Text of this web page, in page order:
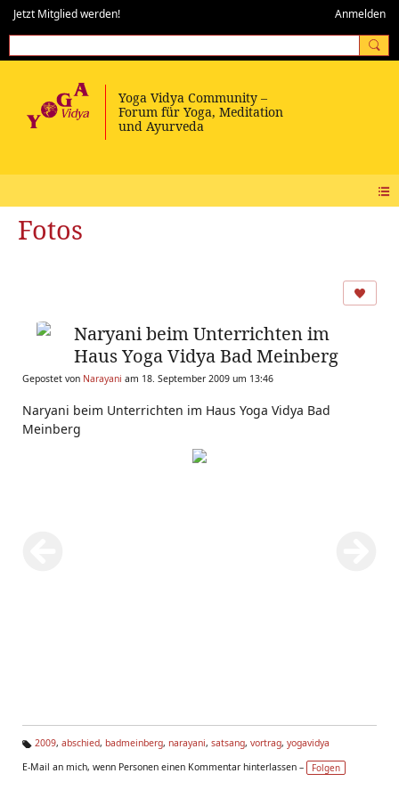
Jetzt Mitglied werden! Anmelden
Fotos
Naryani beim Unterrichten im
Haus Yoga Vidya Bad Meinberg
Gepostet von Narayani am 18. September 2009 um 13:46
Naryani beim Unterrichten im Haus Yoga Vidya Bad
Meinberg
g
2009, abschied, badmeinberg, narayani, satsang, vortrag, yogavidya
E-Mail an mich, wenn Personen einen Kommentar hinterlassen –
Folgen